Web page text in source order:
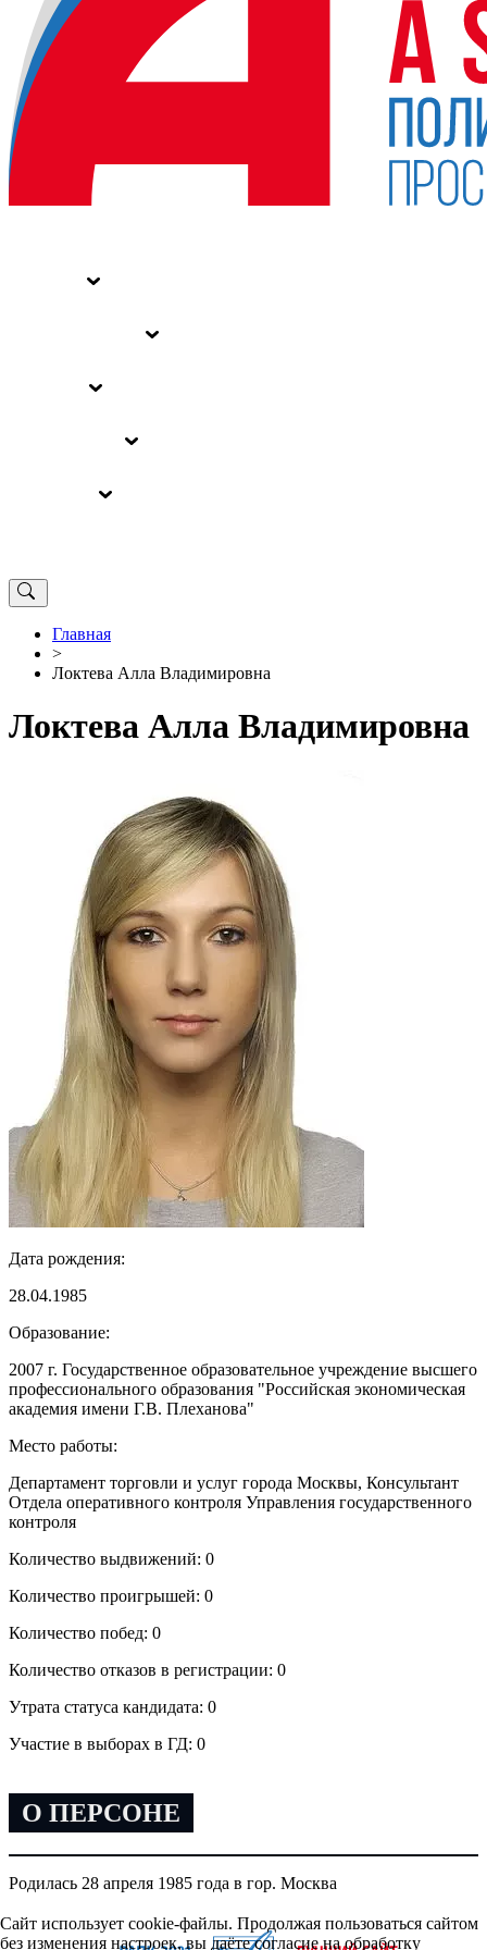
Главная
>
Локтева Алла Владимировна
Локтева Алла Владимировна
Дата рождения:
28.04.1985
Образование:
2007 г. Государственное образовательное учреждение высшего
профессионального образования "Российская экономическая
академия имени Г.В. Плеханова"
Место работы:
Департамент торговли и услуг города Москвы, Консультант
Отдела оперативного контроля Управления государственного
контроля
Количество выдвижений: 0
Количество проигрышей: 0
Количество побед: 0
Количество отказов в регистрации: 0
Утрата статуса кандидата: 0
Участие в выборах в ГД: 0
О ПЕРСОНЕ
Родилась 28 апреля 1985 года в гор. Москва
Сайт использует cookie-файлы. Продолжая пользоваться сайтом
без изменения настроек, вы даёте согласие на обработку